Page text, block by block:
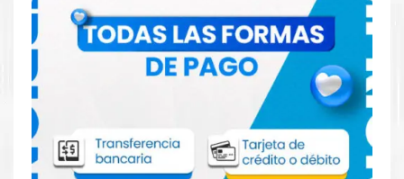
Comprar Cinta Epson LX350 LX300 para
impresora Epson LX350 LX300